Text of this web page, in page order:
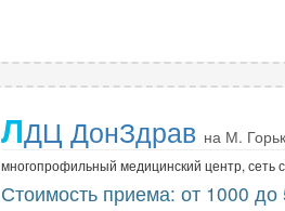
ЛДЦ ДонЗдрав на М.
многопрофильный медицинский центр, сеть
Стоимость приема: от 1000 до